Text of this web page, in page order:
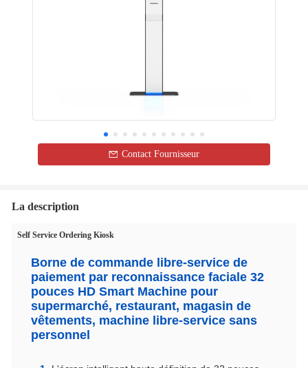
Contact Fournisseur
La description
Self Service Ordering Kiosk
Borne de commande libre-service de
paiement par reconnaissance faciale 32
pouces HD Smart Machine pour
supermarché, restaurant, magasin de
vêtements, machine libre-service sans
personnel